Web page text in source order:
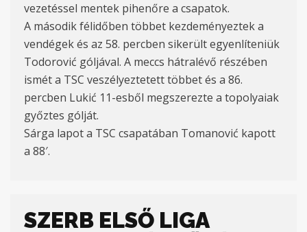
vezetéssel mentek pihenőre a csapatok.
A második félidőben többet kezdeményeztek a
vendégek és az 58. percben sikerült egyenlíteniük
Todorović góljával. A meccs hátralévő részében
ismét a TSC veszélyeztetett többet és a 86.
percben Lukić 11-esből megszerezte a topolyaiak
győztes gólját.
Sárga lapot a TSC csapatában Tomanović kapott
a 88′.
SZERB ELSŐ LIGA